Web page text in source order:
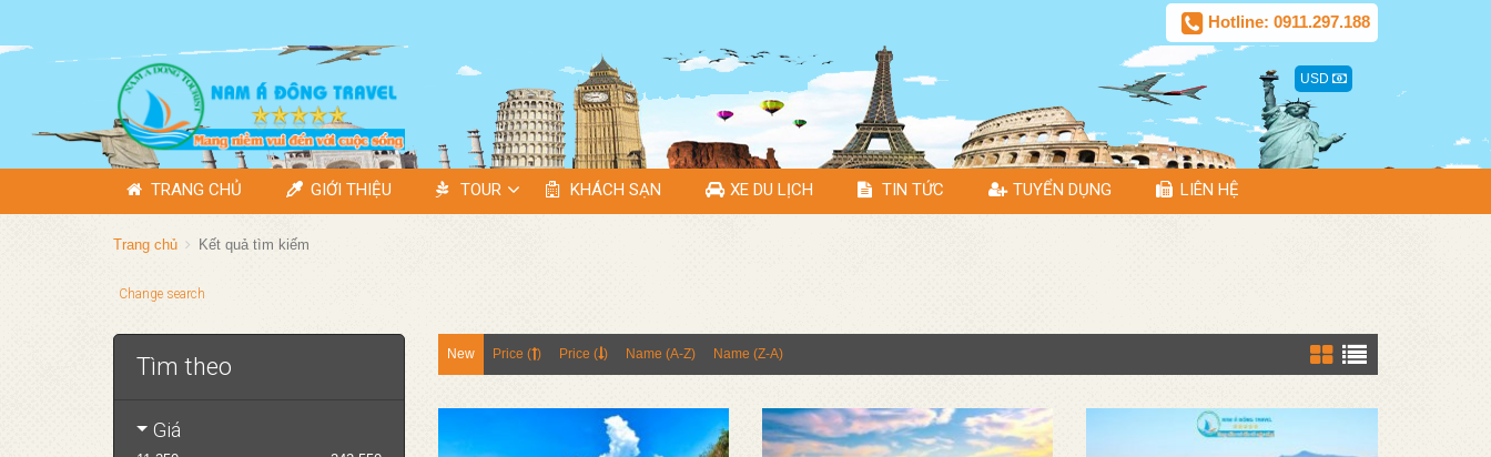
Hotline: 0911.297.188
USD
TRANG CHỦ GIỚI THIỆU TOUR KHÁCH SẠN XE DU LỊCH TIN TỨC TUYỂN DỤNG LIÊN HỆ
Trang chủ Kết quả tìm kiếm
Change search
Tìm theo
Giá
New Price ( ) Price ( ) Name (A-Z) Name (Z-A)